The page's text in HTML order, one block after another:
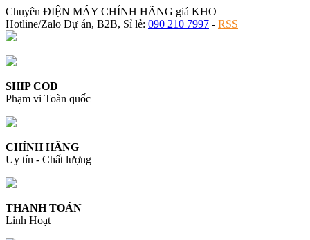
Chuyên ĐIỆN MÁY CHÍNH HÃNG giá KHO
Hotline/Zalo Dự án, B2B, Sỉ lẻ: 090 210 7997 - RSS
SHIP COD
Phạm vi Toàn quốc
CHÍNH HÃNG
Uy tín - Chất lượng
THANH TOÁN
Linh Hoạt